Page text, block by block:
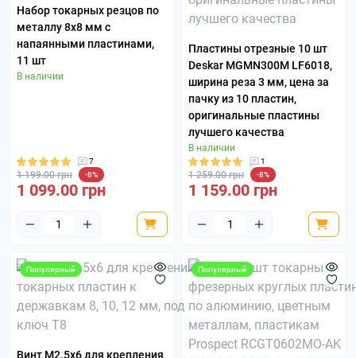
Набор токарных резцов по
металлу 8х8 мм с
напаянными пластинами,
11 шт
В наличии
7
1 199.00 грн -8%
1 099.00 грн
Пластины отрезные 10 шт
Deskar MGMN300M LF6018,
ширина реза 3 мм, цена за
пачку из 10 пластин,
оригинальные пластины
лучшего качества
В наличии
1
1 259.00 грн -8%
1 159.00 грн
Популярный
Винт М2.5х6 для крепления
Популярный